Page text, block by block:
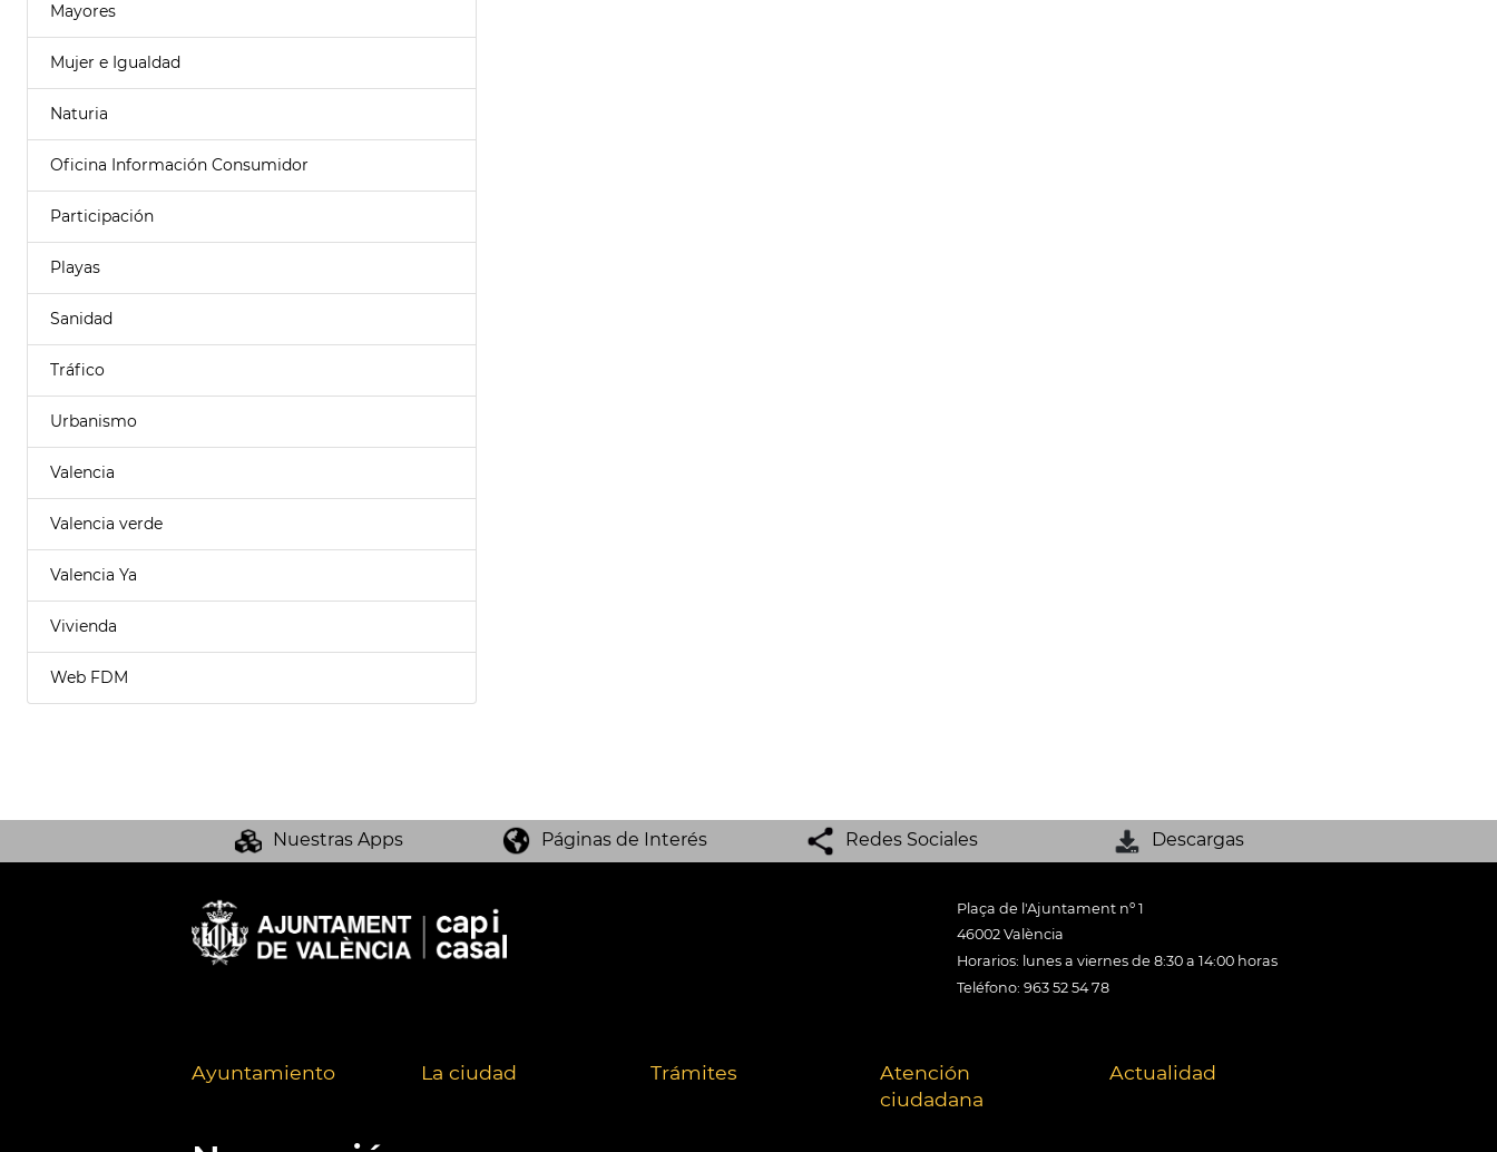
Mayores
Mujer e Igualdad
Naturia
Oficina Información Consumidor
Participación
Playas
Sanidad
Tráfico
Urbanismo
Valencia
Valencia verde
Valencia Ya
Vivienda
Web FDM
Nuestras Apps Páginas de Interés Redes Sociales Descargas
Plaça de l'Ajuntament nº 1
46002 València
Horarios: lunes a viernes de 8:30 a 14:00 horas
Teléfono: 963 52 54 78
Ayuntamiento La ciudad Trámites
Atención
ciudadana
Actualidad